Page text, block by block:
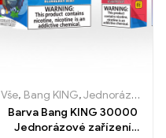
Vše, Bang KING,Jednorázové e-cigarety Litva
Barva Bang KING 30000
Jednorázové zařízení